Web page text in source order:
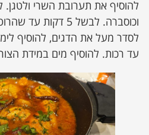
להוסיף את תערובת השרי ולטגן.
וכוסברה. לבשל 5
לסדר מעל את הדגים, להוסיף
עד רכות. להוסיף מים במידת